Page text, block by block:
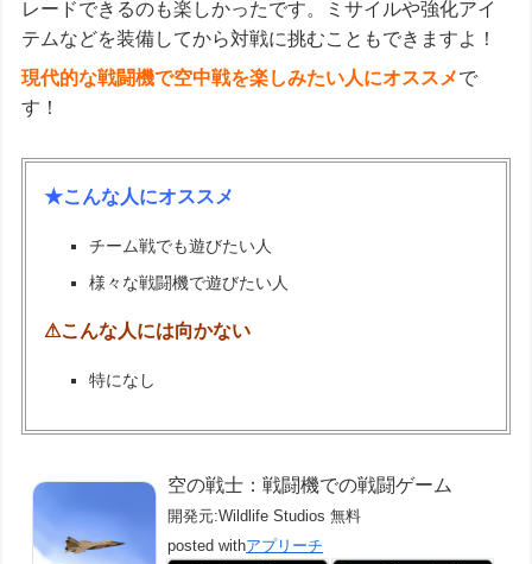
レードできるのも楽しかったです。ミサイルや強化アイ
テムなどを装備してから対戦に挑むこともできますよ！
現代的な戦闘機で空中戦を楽しみたい人にオススメで
す！
★こんな人にオススメ
チーム戦でも遊びたい人
様々な戦闘機で遊びたい人
⚠こんな人には向かない
特になし
空の戦士：戦闘機での戦闘ゲーム
開発元:Wildlife Studios 無料
posted withアプリーチ